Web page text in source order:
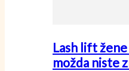
Lash lift
možda niste